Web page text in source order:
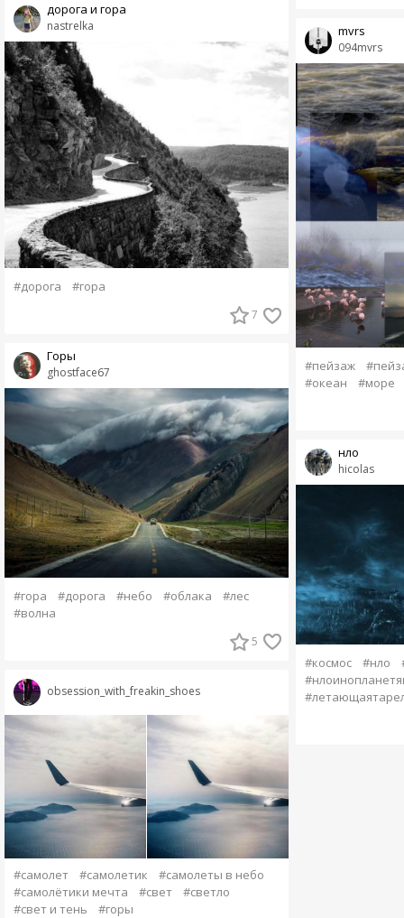
nastrelka
дорога и гора
#дорога #гора
7
ghostface67
Горы
#гора #дорога #небо #облака
#лес
#волна
5
obsession_with_freakin_shoes
#самолет #самолетик
#самолеты в небо
#самолётики мечта
#свет
#светло
#свет и тень
#горы
094mvrs
mvrs
#пейзаж
#океан
#море
hicolas
нло
#космос #нло